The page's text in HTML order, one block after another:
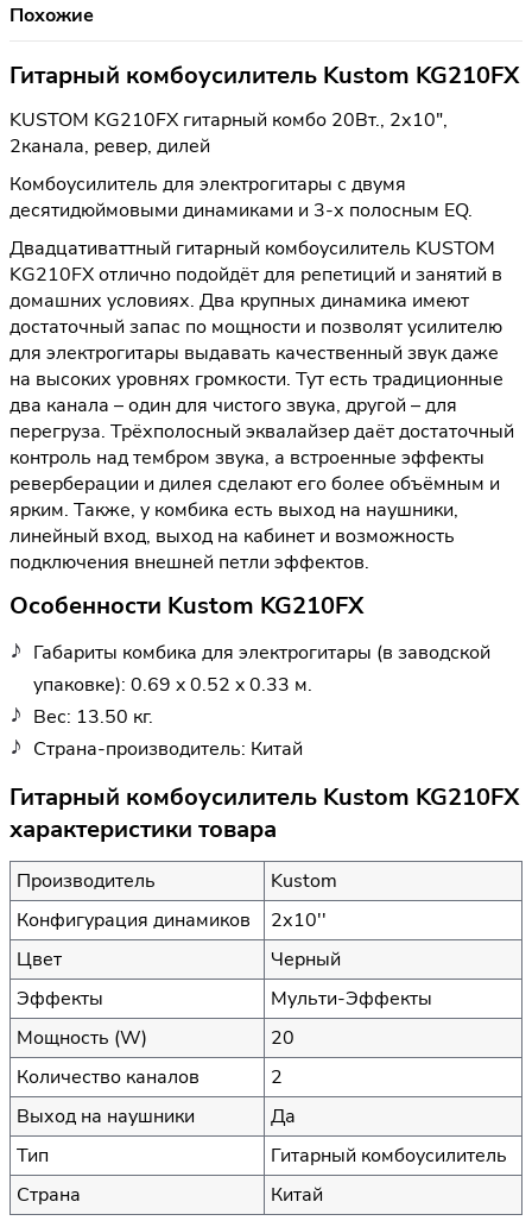
Похожие
Гитарный комбоусилитель Kustom KG210FX
KUSTOM KG210FX гитарный комбо 20Вт., 2х10",
2канала, ревер, дилей
Комбоусилитель для электрогитары с двумя
десятидюймовыми динамиками и 3-х полосным EQ.
Двадцативаттный гитарный комбоусилитель KUSTOM
KG210FX отлично подойдёт для репетиций и занятий в
домашних условиях. Два крупных динамика имеют
достаточный запас по мощности и позволят усилителю
для электрогитары выдавать качественный звук даже
на высоких уровнях громкости. Тут есть традиционные
два канала – один для чистого звука, другой – для
перегруза. Трёхполосный эквалайзер даёт достаточный
контроль над тембром звука, а встроенные эффекты
реверберации и дилея сделают его более объёмным и
ярким. Также, у комбика есть выход на наушники,
линейный вход, выход на кабинет и возможность
подключения внешней петли эффектов.
Особенности Kustom KG210FX
Габариты комбика для электрогитары (в заводской
упаковке): 0.69 x 0.52 x 0.33 м.
Вес: 13.50 кг.
Страна-производитель: Китай
Гитарный комбоусилитель Kustom KG210FX
характеристики товара
Производитель
Kustom
Конфигурация динамиков
2х10''
Цвет
Черный
Эффекты
Мульти-Эффекты
Мощность (W)
20
Количество каналов
2
Выход на наушники
Да
Тип
Гитарный комбоусилитель
Страна
Китай